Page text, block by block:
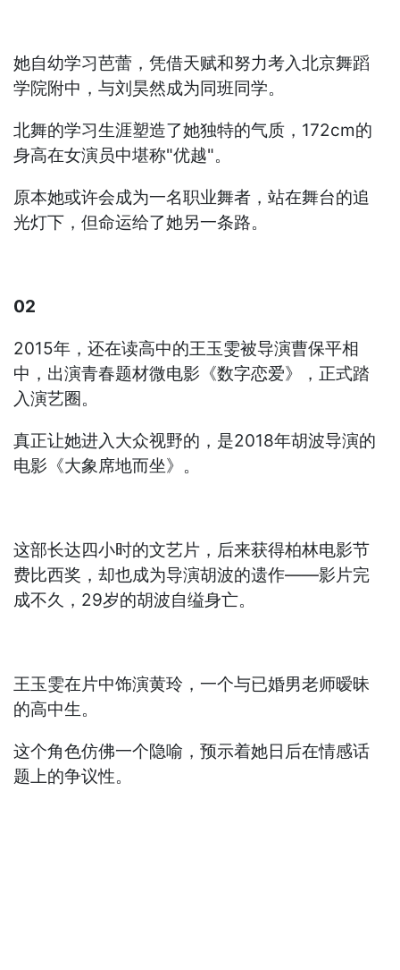
她自幼学习芭蕾，凭借天赋和努力考入北京舞蹈
学院附中，与刘昊然成为同班同学。
北舞的学习生涯塑造了她独特的气质，172cm的
身高在女演员中堪称"优越"。
原本她或许会成为一名职业舞者，站在舞台的追
光灯下，但命运给了她另一条路。
02
2015年，还在读高中的王玉雯被导演曹保平相
中，出演青春题材微电影《数字恋爱》，正式踏
入演艺圈。
真正让她进入大众视野的，是2018年胡波导演的
电影《大象席地而坐》。
这部长达四小时的文艺片，后来获得柏林电影节
费比西奖，却也成为导演胡波的遗作——影片完
成不久，29岁的胡波自缢身亡。
王玉雯在片中饰演黄玲，一个与已婚男老师暧昧
的高中生。
这个角色仿佛一个隐喻，预示着她日后在情感话
题上的争议性。